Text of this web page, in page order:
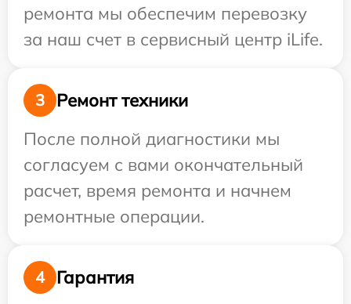
ремонта мы обеспечим перевозку
за наш счет в сервисный центр iLife.
3
Ремонт техники
После полной диагностики мы
согласуем с вами окончательный
расчет, время ремонта и начнем
ремонтные операции.
4
Гарантия